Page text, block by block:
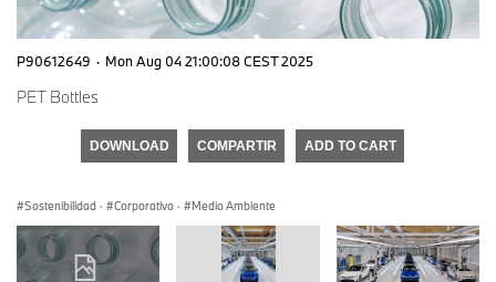
P90612649 · Mon Aug 04 21:00:08 CEST 2025
PET Bottles
DOWNLOAD COMPARTIR ADD TO CART
Sostenibilidad · Corporativo · Medio Ambiente